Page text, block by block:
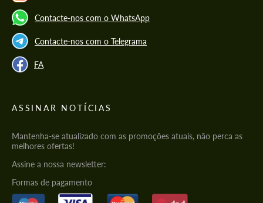
Contacte-nos com o WhatsApp
Contacte-nos com o Telegrama
FA
ASSINAR NOTÍCIAS
Mantenha-se atualizado com as promoções atuais, não perca as
melhores ofertas!
Assine a nossa newsletter:
Formas de pagamento